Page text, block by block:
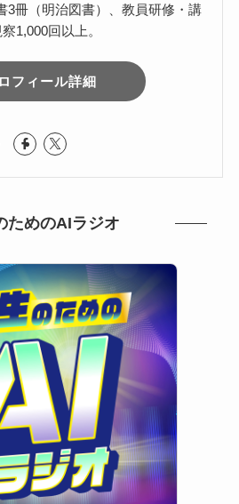
3冊（明治図書）、教員研修・講
1,000回以上。
フィール詳細
ためのAIラジオ